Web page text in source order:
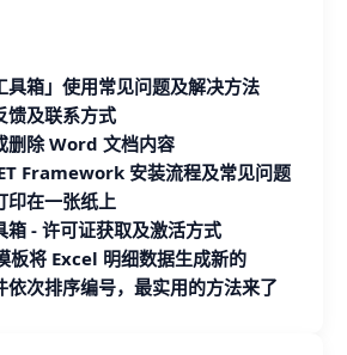
具箱」使用常见问题及解决方法
馈及联系方式
删除 Word 文档内容
Framework 安装流程及常见问题
印在一张纸上
箱 - 许可证获取及激活方式
板将 Excel 明细数据生成新的
依次排序编号，最实用的方法来了